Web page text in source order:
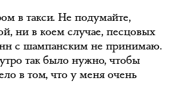
в такси. Не подумайте,
ни в коем случае, песцовых
с шампанским не принимаю.
так было нужно, чтобы
в том, что у меня очень